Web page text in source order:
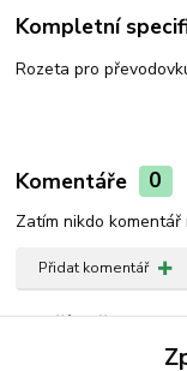
Kompletní
Rozeta pro
Komentáře 0
Zatím nikdo
Přidat komentář
Zboží zařazeno